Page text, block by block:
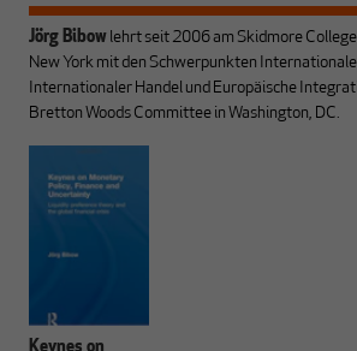
Jörg Bibow lehrt seit 2006 am Skidmore
New York mit den Schwerpunkten
Internationaler Handel und Europäische
Bretton Woods Committee in Washington, DC.